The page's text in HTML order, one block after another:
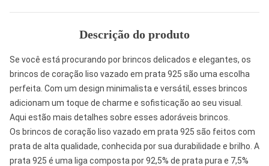
Descrição do produto
Se você está procurando por brincos delicados e elegantes, os
brincos de coração liso vazado em prata 925 são uma escolha
perfeita. Com um design minimalista e versátil, esses brincos
adicionam um toque de charme e sofisticação ao seu visual.
Aqui estão mais detalhes sobre esses adoráveis brincos.
Os brincos de coração liso vazado em prata 925 são feitos com
prata de alta qualidade, conhecida por sua durabilidade e brilho. A
prata 925 é uma liga composta por 92,5% de prata pura e 7,5%